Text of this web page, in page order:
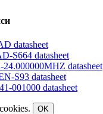
datasheet
S664 datasheet
datasheet
S93 datasheet
001000 datasheet
OK